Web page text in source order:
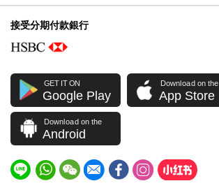
接受分期付款銀行
GET IT ON
Google Play
Download on the
App Store
Download on the
Android